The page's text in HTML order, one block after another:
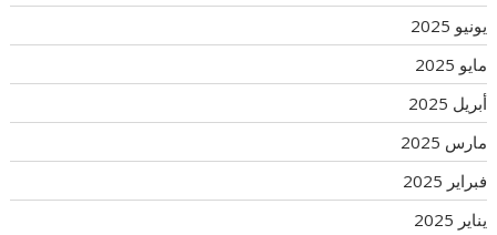
يونيو 2025
مايو 2025
أبريل 2025
مارس 2025
فبراير 2025
يناير 2025